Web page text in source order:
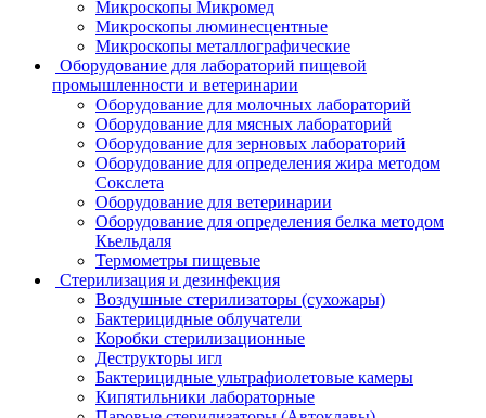
Микроскопы Микромед
Микроскопы люминесцентные
Микроскопы металлографические
Оборудование для лабораторий пищевой
промышленности и ветеринарии
Оборудование для молочных лабораторий
Оборудование для мясных лабораторий
Оборудование для зерновых лабораторий
Оборудование для определения жира методом
Сокслета
Оборудование для ветеринарии
Оборудование для определения белка методом
Кьельдаля
Термометры пищевые
Стерилизация и дезинфекция
Воздушные стерилизаторы (сухожары)
Бактерицидные облучатели
Коробки стерилизационные
Деструкторы игл
Бактерицидные ультрафиолетовые камеры
Кипятильники лабораторные